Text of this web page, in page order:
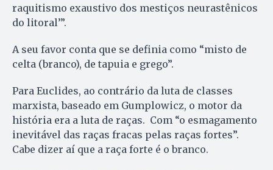
raquitismo exaustivo dos mestiços neurastênicos
do litoral’”.
A seu favor conta que se definia como “misto de
celta (branco), de tapuia e grego”.
Para Euclides, ao contrário da luta de classes
marxista, baseado em Gumplowicz, o motor da
história era a luta de raças. Com “o esmagamento
inevitável das raças fracas pelas raças fortes”.
Cabe dizer aí que a raça forte é o branco.